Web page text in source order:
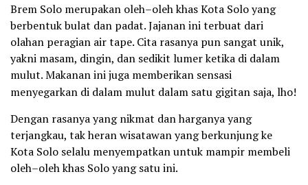
Brem Solo merupakan oleh–oleh khas Kota Solo yang
berbentuk bulat dan padat. Jajanan ini terbuat dari
olahan peragian air tape. Cita rasanya pun sangat unik,
yakni masam, dingin, dan sedikit lumer ketika di dalam
mulut. Makanan ini juga memberikan sensasi
menyegarkan di dalam mulut dalam satu gigitan saja, lho!
Dengan rasanya yang nikmat dan harganya yang
terjangkau, tak heran wisatawan yang berkunjung ke
Kota Solo selalu menyempatkan untuk mampir membeli
oleh–oleh khas Solo yang satu ini.